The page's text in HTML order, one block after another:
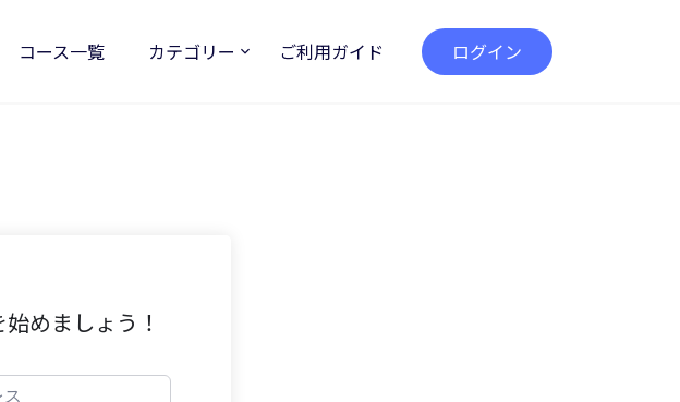
コース一覧 カテゴリー ご利用ガイド ログイン
めましょう！